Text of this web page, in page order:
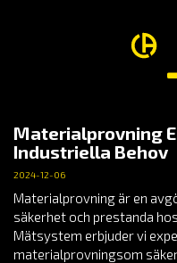
Materialprovning
Industriella Behov
2024-12-06
Materialprovning är en
säkerhet och prestanda
Mätsystem erbjuder vi
materialprovningsom